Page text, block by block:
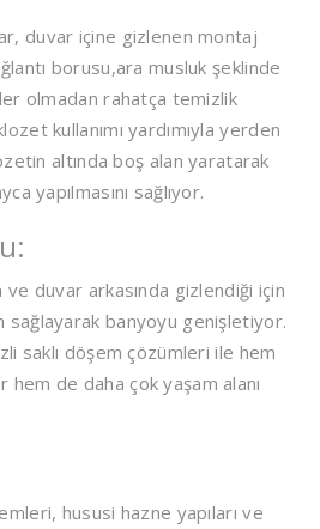
duvar içine gizlenen montaj
borusu,ara musluk şeklinde
olmadan rahatça temizlik
kullanımı yardımıyla yerden
altında boş alan yaratarak
yapılmasını sağlıyor.
ve duvar arkasında gizlendiği için
sağlayarak banyoyu genişletiyor.
saklı döşem çözümleri ile hem
hem de daha çok yaşam alanı
hususi hazne yapıları ve